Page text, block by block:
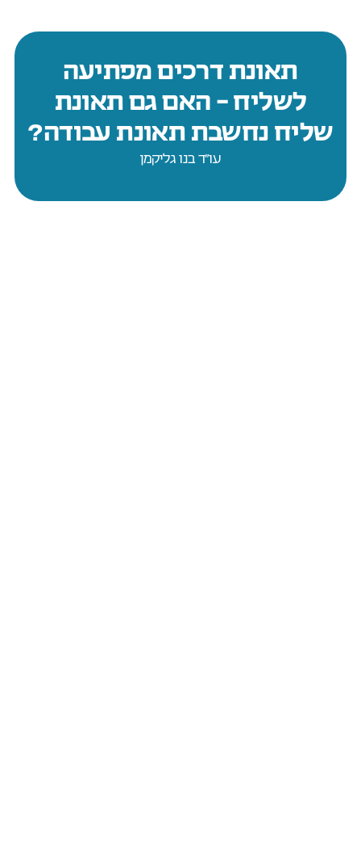
תאונת דרכים מפתיעה
לשליח – האם גם תאונת
שליח נחשבת תאונת עבודה?
עו״ד בנו גליקמן